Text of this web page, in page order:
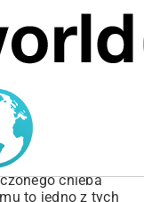
Razowy |
Wypiek
chleba
to jedno z tych